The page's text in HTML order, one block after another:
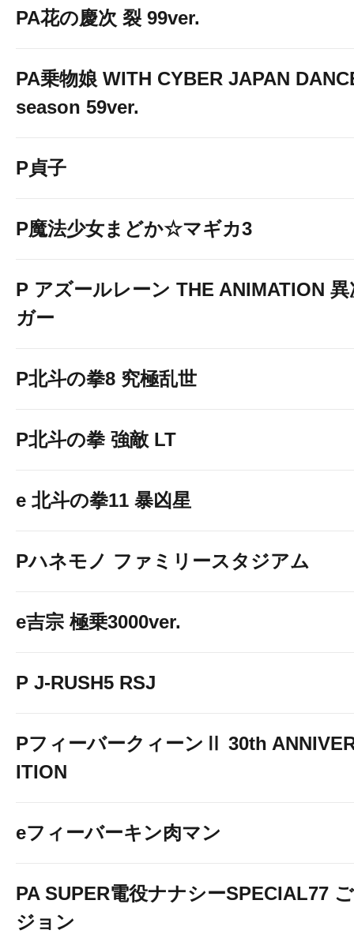
PA花の慶次 裂 99ver.
PA乗物娘 WITH CYBER JAPAN
season 59ver.
P貞子
P魔法少女まどか☆マギカ3
P アズールレーン THE ANIMATION
ガー
P北斗の拳8 究極乱世
P北斗の拳 強敵 LT
e 北斗の拳11 暴凶星
Pハネモノ ファミリースタジアム
e吉宗 極乗3000ver.
P J-RUSH5 RSJ
PフィーバークィーンⅡ 30th
ITION
eフィーバーキン肉マン
PA SUPER電役ナナシーSPECIAL77
ジョン